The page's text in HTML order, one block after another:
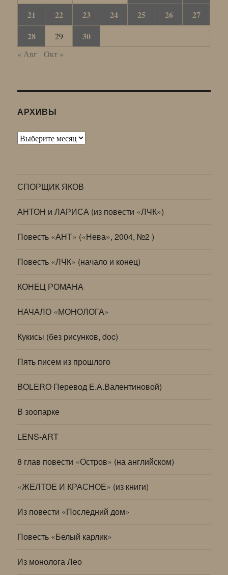
21
22 23 24 25 26
27
28
29 30
« Авг Окт »
АРХИВЫ
Архивы
СПОРЩИК ЯКОВ
АНТОН и ЛАРИСА (из повести «ЛЧК»)
Повесть «АНТ» («Нева», 2004, №2 )
Повесть «ЛЧК» (начало и конец)
КОНЕЦ РОМАНА
НАЧАЛО «МОНОЛОГА»
Кукисы (без рисунков, doc)
Пять писем из прошлого
BOLERO Перевод Е.А.Валентиновой)
В зоопарке
LENS-ART
8 глав повести «Остров» (на английском)
«ЖЕЛТОЕ И КРАСНОЕ» (из книги)
Из повести «Последний дом»
Повесть «Белый карлик»
Из монолога Лео